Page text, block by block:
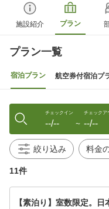
施設紹介 プラン
プラン一覧
宿泊プラン 航空券付宿泊プ
チェックイン
--/-- 〜
チェックア
--/--
絞り込み
11件
【素泊り】室数限定。